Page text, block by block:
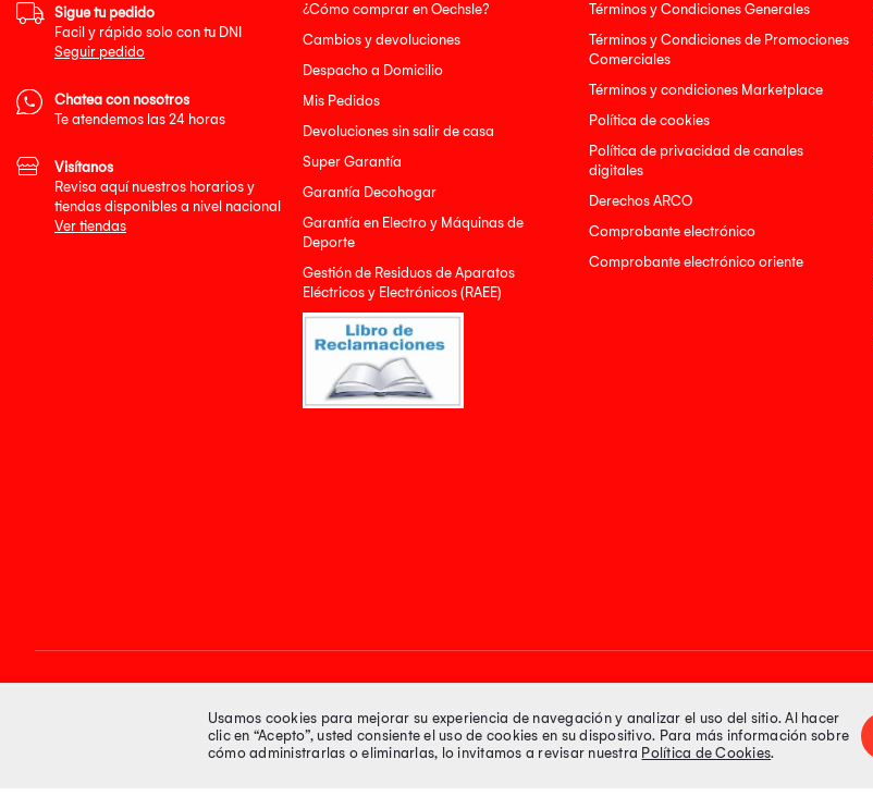
¿Cómo comprar en Oechsle?
Cambios y devoluciones
Despacho a Domicilio
Mis Pedidos
Devoluciones sin salir de casa
Super Garantía
Garantía Decohogar
Garantía en Electro y Máquinas de
Deporte
Gestión de Residuos de Aparatos
Eléctricos y Electrónicos (RAEE)
Términos y Condiciones Generales
Términos y Condiciones de Promociones
Comerciales
Términos y condiciones Marketplace
Política de cookies
Política de privacidad de canales
digitales
Derechos ARCO
Comprobante electrónico
Comprobante electrónico oriente
Sigue tu pedido
Facil y rápido solo con tu DNI
Seguir pedido
Chatea con nosotros
Te atendemos las 24 horas
Visítanos
Revisa aquí nuestros horarios y
tiendas disponibles a nivel nacional
Ver tiendas
Síguenos en Medios de pago
Usamos cookies para mejorar su experiencia de navegación y analizar el uso del sitio. Al hacer
clic en “Acepto”, usted consiente el uso de cookies en su dispositivo. Para más información sobre
cómo administrarlas o eliminarlas, lo invitamos a revisar nuestra Política de Cookies.